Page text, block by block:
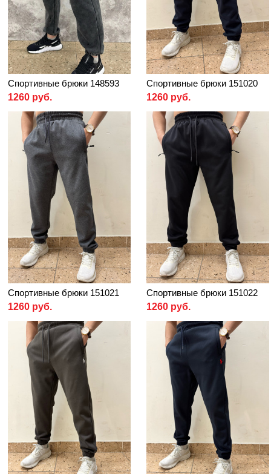
Спортивные брюки 148593
1260 руб.
Спортивные брюки 151020
1260 руб.
Спортивные брюки 151021
1260 руб.
Спортивные брюки 151022
1260 руб.